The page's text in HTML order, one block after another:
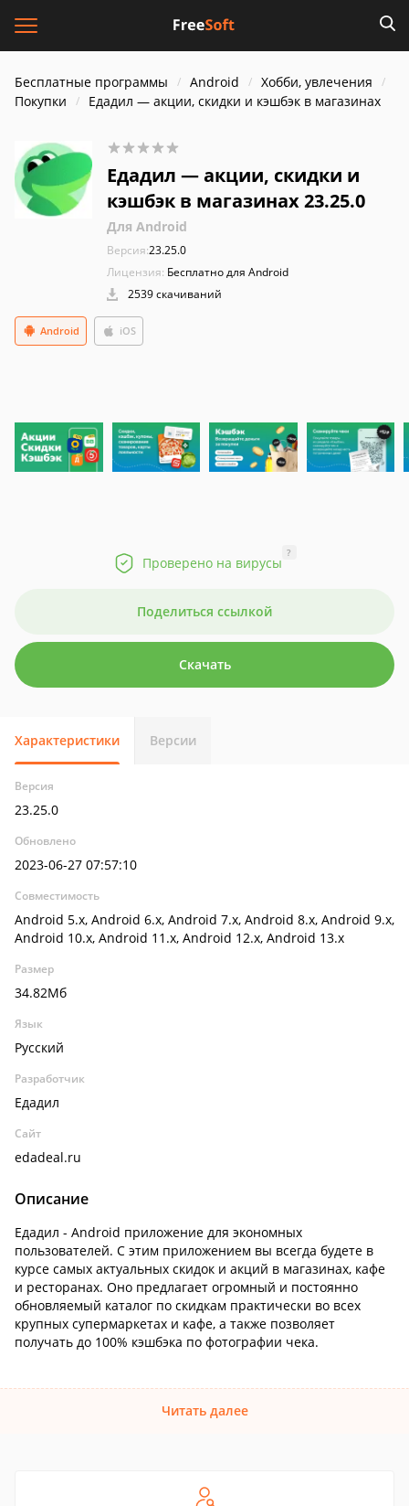
Бесплатные программы Android
Хобби, увлечения
Покупки
Едадил — акции, скидки и кэшбэк в магазинах
Едадил — акции, скидки и
кэшбэк в магазинах 23.25.0
Для Android
Версия:23.25.0
Лицензия: Бесплатно для Android
2539 скачиваний
Android iOS
Проверено на вирусы
?
Поделиться ссылкой
Скачать
Характеристики Версии
Версия
23.25.0
Обновлено
2023-06-27 07:57:10
Совместимость
Android 5.x, Android 6.x, Android 7.x, Android 8.x, Android 9.x,
Android 10.x, Android 11.x, Android 12.x, Android 13.x
Размер
34.82Мб
Язык
Русский
Разработчик
Едадил
Сайт
edadeal.ru
Описание
Едадил - Android приложение для экономных
пользователей. С этим приложением вы всегда будете в
курсе самых актуальных скидок и акций в магазинах, кафе
и ресторанах. Оно предлагает огромный и постоянно
обновляемый каталог по скидкам практически во всех
крупных супермаркетах и кафе, а также позволяет
получать до 100% кэшбэка по фотографии чека.
Читать далее